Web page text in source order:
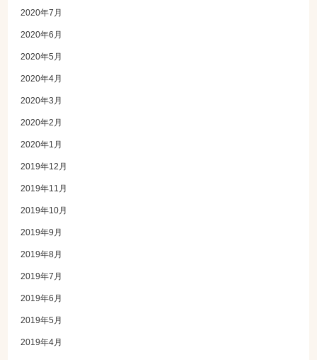
2020年7月
2020年6月
2020年5月
2020年4月
2020年3月
2020年2月
2020年1月
2019年12月
2019年11月
2019年10月
2019年9月
2019年8月
2019年7月
2019年6月
2019年5月
2019年4月